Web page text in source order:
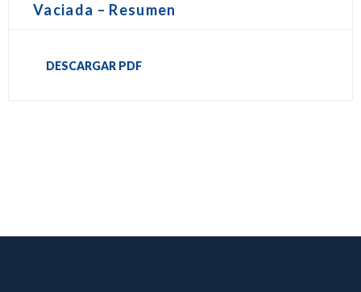
Vaciada – Resumen
DESCARGAR PDF